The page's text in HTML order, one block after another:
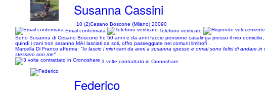
Susanna Cassini
10 (2)Cesano Boscone (Milano) 20090
Email confermata
Telefono verificato
Sono Susanna di Cesano Boscone ho 50 anni e da anni faccio pensione casalinga presso il mio
quindi i cani non saranno MAI lasciati da soli, offro passeggiate nei comuni limitrofi .
Marcella Di Franco afferma: "Io lascio i miei cani da anni a susanna spesso e ormai sono felici di andare
stessero con me"
3 volte contrattato in Cronoshare
Federico